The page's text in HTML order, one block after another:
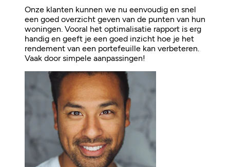
Onze klanten kunnen we nu eenvoudig en snel
een goed overzicht geven van de punten van hun
woningen. Vooral het optimalisatie rapport is erg
handig en geeft je een goed inzicht hoe je het
rendement van een portefeuille kan verbeteren.
Vaak door simpele aanpassingen!